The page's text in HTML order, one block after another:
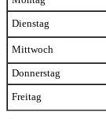
Dienstag
Mittwoch
Donnerstag
Freitag